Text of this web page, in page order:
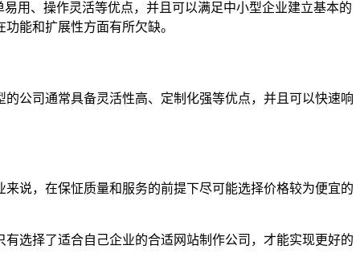
用、操作灵活等优点，并且可以满足中小型企业建立基本的
能和扩展性方面有所欠缺。
公司通常具备灵活性高、定制化强等优点，并且可以快速响
说，在保怔质量和服务的前提下尽可能选择价格较为便宜的
选择了适合自己企业的合适网站制作公司，才能实现更好的